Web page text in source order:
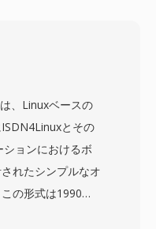
、Linuxベースの
とその
ョンにおけるボ
れたシンプルなオ
の形式は1990年
システムから生